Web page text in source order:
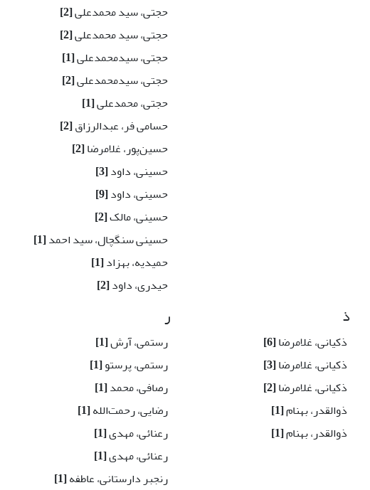
حجتی، سید محمدعلی[2]
حجتی، سید محمدعلی[2]
حجتی، سیدمحمدعلی[1]
حجتی، سیدمحمدعلی[2]
حجتی، محمدعلی[1]
حسامی فر، عبدالرزاق[2]
حسین‌پور، غلامرضا[2]
حسینی، داود[3]
حسینی، داود[9]
حسینی، مالک[2]
حسینی سنگچال، سید احمد[1]
حمیدیه، بهزاد[1]
حیدری، داود[2]
ذ
ذکیانی، غلامرضا[6]
ذکیانی، غلامرضا[3]
ذکیانی، غلامرضا[2]
ذوالقدر، بهنام[1]
ذوالقدر، بهنام[1]
ر
رستمی، آرش[1]
رستمی، پرستو[1]
رصافی، محمد[1]
رضایی، رحمت‌الله[1]
رعنائی، مهدی[1]
رعنائی، مهدی[1]
رنجبر دارستانی، عاطفه[1]